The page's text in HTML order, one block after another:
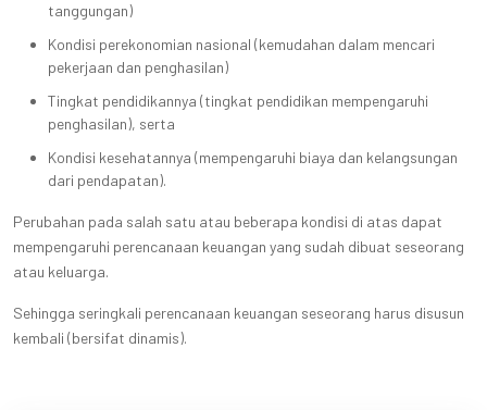
tanggungan)
Kondisi perekonomian nasional (kemudahan dalam mencari
pekerjaan dan penghasilan)
Tingkat pendidikannya (tingkat pendidikan mempengaruhi
penghasilan), serta
Kondisi kesehatannya (mempengaruhi biaya dan kelangsungan
dari pendapatan).
Perubahan pada salah satu atau beberapa kondisi di atas dapat
mempengaruhi perencanaan keuangan yang sudah dibuat seseorang
atau keluarga.
Sehingga seringkali perencanaan keuangan seseorang harus disusun
kembali (bersifat dinamis).